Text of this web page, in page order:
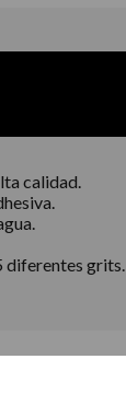
calidad.
diferentes grits.